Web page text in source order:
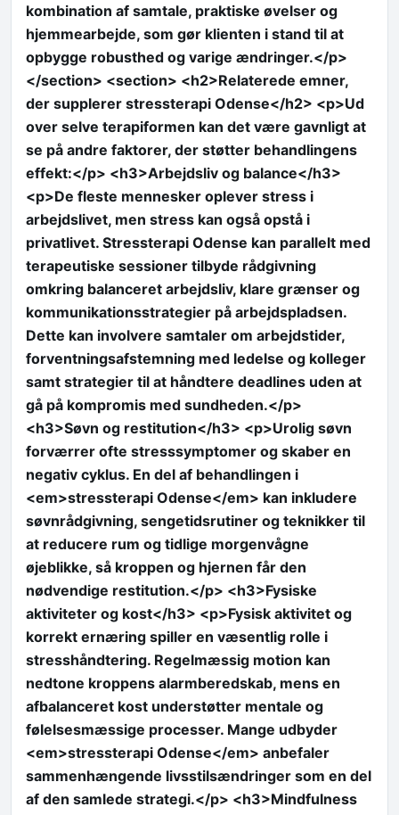
kombination af samtale, praktiske øvelser og
hjemmearbejde, som gør klienten i stand til at
opbygge robusthed og varige ændringer.</p>
</section> <section> <h2>Relaterede emner,
der supplerer stressterapi Odense</h2> <p>Ud
over selve terapiformen kan det være gavnligt at
se på andre faktorer, der støtter behandlingens
effekt:</p> <h3>Arbejdsliv og balance</h3>
<p>De fleste mennesker oplever stress i
arbejdslivet, men stress kan også opstå i
privatlivet. Stressterapi Odense kan parallelt med
terapeutiske sessioner tilbyde rådgivning
omkring balanceret arbejdsliv, klare grænser og
kommunikationsstrategier på arbejdspladsen.
Dette kan involvere samtaler om arbejdstider,
forventningsafstemning med ledelse og kolleger
samt strategier til at håndtere deadlines uden at
gå på kompromis med sundheden.</p>
<h3>Søvn og restitution</h3> <p>Urolig søvn
forværrer ofte stresssymptomer og skaber en
negativ cyklus. En del af behandlingen i
<em>stressterapi Odense</em> kan inkludere
søvnrådgivning, sengetidsrutiner og teknikker til
at reducere rum og tidlige morgenvågne
øjeblikke, så kroppen og hjernen får den
nødvendige restitution.</p> <h3>Fysiske
aktiviteter og kost</h3> <p>Fysisk aktivitet og
korrekt ernæring spiller en væsentlig rolle i
stresshåndtering. Regelmæssig motion kan
nedtone kroppens alarmberedskab, mens en
afbalanceret kost understøtter mentale og
følelsesmæssige processer. Mange udbyder
<em>stressterapi Odense</em> anbefaler
sammenhængende livsstilsændringer som en del
af den samlede strategi.</p> <h3>Mindfulness